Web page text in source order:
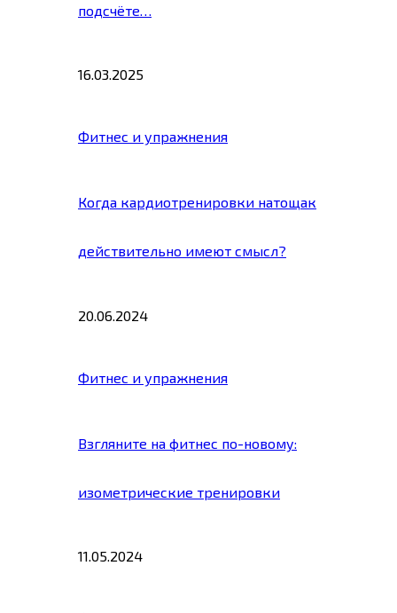
подсчёте…
16.03.2025
Фитнес и упражнения
Когда кардиотренировки натощак
действительно имеют смысл?
20.06.2024
Фитнес и упражнения
Взгляните на фитнес по-новому:
изометрические тренировки
11.05.2024